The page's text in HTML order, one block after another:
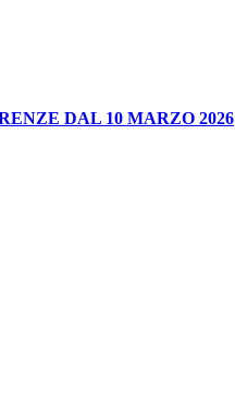
DAL 10 MARZO 2026